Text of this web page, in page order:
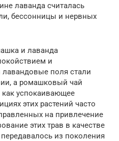
лаванда считалась
бессонницы и нервных
и лаванда
и
поля стали
а ромашковый чай
как успокаивающее
этих растений часто
на привлечение
этих трав в качестве
из поколения